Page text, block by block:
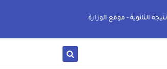
نتيجة الثانوية - موقع الوزارة